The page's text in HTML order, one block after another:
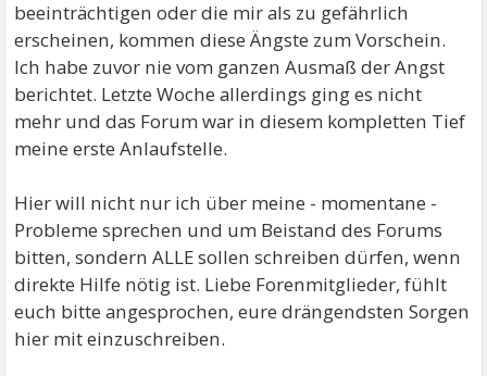
beeinträchtigen oder die mir als zu gefährlich
erscheinen, kommen diese Ängste zum Vorschein.
Ich habe zuvor nie vom ganzen Ausmaß der Angst
berichtet. Letzte Woche allerdings ging es nicht
mehr und das Forum war in diesem kompletten Tief
meine erste Anlaufstelle.
Hier will nicht nur ich über meine - momentane -
Probleme sprechen und um Beistand des Forums
bitten, sondern ALLE sollen schreiben dürfen, wenn
direkte Hilfe nötig ist. Liebe Forenmitglieder, fühlt
euch bitte angesprochen, eure drängendsten Sorgen
hier mit einzuschreiben.